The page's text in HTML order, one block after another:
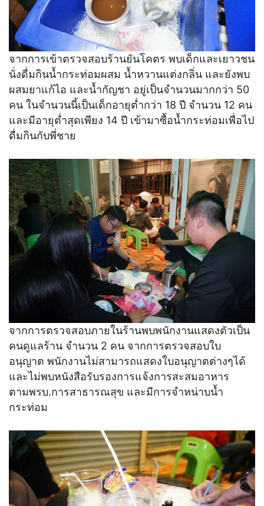
จากการเข้าตรวจสอบร้านยันโคตร พบเด็กและเยาวชน
นั่งดื่มกินน้ำกระท่อมผสม น้ำหวานแต่งกลิ่น และยังพบ
ผสมยาแก้ไอ และน้ำกัญชา อยู่เป็นจำนวนมากกว่า 50
คน ในจำนวนนี้เป็นเด็กอายุต่ำกว่า 18 ปี จำนวน 12 คน
และมีอายุต่ำสุดเพียง 14 ปี เข้ามาซื้อน้ำกระท่อมเพื่อไป
ดื่มกินกับพี่ชาย
จากการตรวจสอบภายในร้านพบพนักงานแสดงตัวเป็น
คนดูแลร้าน จำนวน 2 คน จากการตรวจสอบใบ
อนุญาต พนักงานไม่สามารถแสดงใบอนุญาตต่างๆได้
และไม่พบหนังสือรับรองการแจ้งการสะสมอาหาร
ตามพรบ.การสาธารณสุข และมีการจำหน่าบน้ำ
กระท่อม